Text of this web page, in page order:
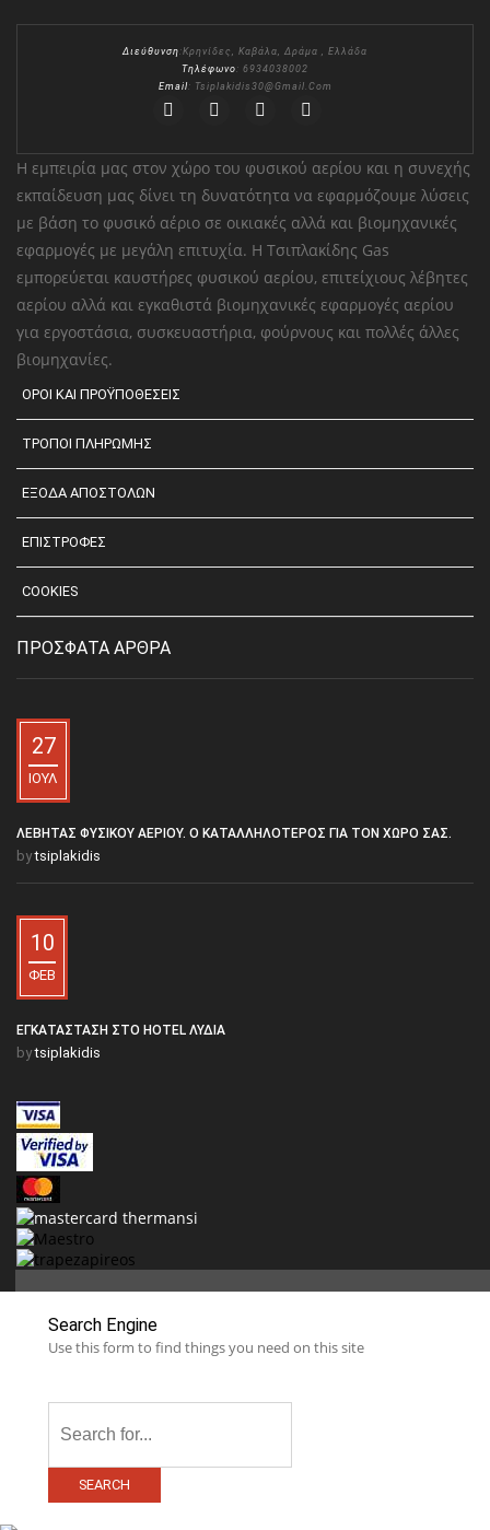
Διεύθυνση :Κρηνίδες, Καβάλα, Δράμα , Ελλάδα
Τηλέφωνο : 6934038002
Email : Tsiplakidis30@gmail.com
Η εμπειρία μας στον χώρο του φυσικού αερίου και η συνεχής
εκπαίδευση μας δίνει τη δυνατότητα να εφαρμόζουμε λύσεις
με βάση το φυσικό αέριο σε οικιακές αλλά και βιομηχανικές
εφαρμογές με μεγάλη επιτυχία. Η Τσιπλακίδης Gas
εμπορεύεται καυστήρες φυσικού αερίου, επιτείχιους λέβητες
αερίου αλλά και εγκαθιστά βιομηχανικές εφαρμογές αερίου
για εργοστάσια, συσκευαστήρια, φούρνους και πολλές άλλες
βιομηχανίες.
ΟΡΟΙ ΚΑΙ ΠΡΟΫΠΟΘΕΣΕΙΣ
ΤΡΟΠΟΙ ΠΛΗΡΩΜΗΣ
ΕΞΟΔΑ ΑΠΟΣΤΟΛΩΝ
ΕΠΙΣΤΡΟΦΕΣ
COOKIES
ΠΡΟΣΦΑΤΑ ΑΡΘΡΑ
27
ΙΟΎΛ
ΛΈΒΗΤΑΣ ΦΥΣΙΚΟΎ ΑΕΡΊΟΥ. Ο ΚΑΤΑΛΛΗΛΌΤΕΡΟΣ ΓΙΑ ΤΟΝ ΧΏΡΟ ΣΑΣ.
bytsiplakidis
10
ΦΕΒ
ΕΓΚΑΤΆΣΤΑΣΗ ΣΤΟ HOTEL ΛΥΔΊΑ
bytsiplakidis
Search Engine
Use this form to find things you need on this site
SEARCH